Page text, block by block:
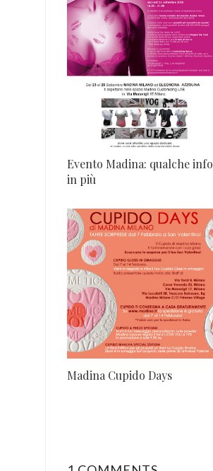
Evento Madina: qualche info
in più
Madina Cupido Days